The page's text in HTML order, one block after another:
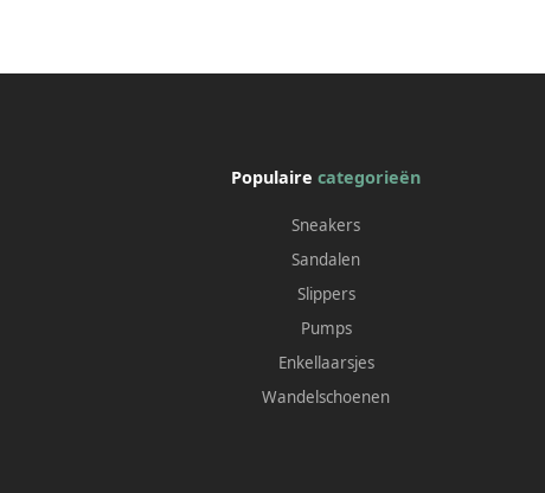
Populairecategorieën
Sneakers
Sandalen
Slippers
Pumps
Enkellaarsjes
Wandelschoenen